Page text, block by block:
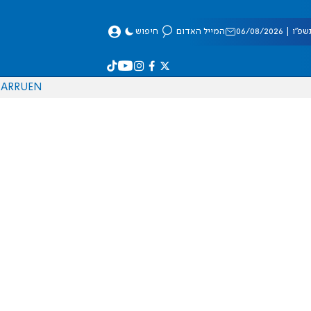
08/2026 המייל האדום חיפוש
EN
RU
AR